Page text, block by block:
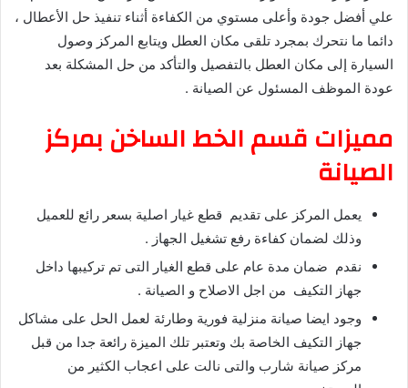
علي أفضل جودة وأعلى مستوي من الكفاءة أثناء تنفيذ حل الأعطال ،
دائما ما نتحرك بمجرد تلقى مكان العطل ويتابع المركز وصول
السيارة إلى مكان العطل بالتفصيل والتأكد من حل المشكلة بعد
عودة الموظف المسئول عن الصيانة .
مميزات قسم الخط الساخن بمركز
الصيانة
يعمل المركز على تقديم قطع غيار اصلية بسعر رائع للعميل
وذلك لضمان كفاءة رفع تشغيل الجهاز .
نقدم ضمان مدة عام على قطع الغيار التى تم تركيبها داخل
جهاز التكيف من اجل الاصلاح و الصيانة .
وجود ايضا صيانة منزلية فورية وطارئة لعمل الحل على مشاكل
جهاز التكيف الخاصة بك وتعتبر تلك الميزة رائعة جدا من قبل
مركز صيانة شارب والتى نالت على اعجاب الكثير من